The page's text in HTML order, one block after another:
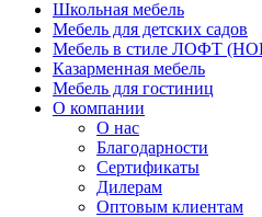
Школьная мебель
Мебель для детских садов
Мебель в стиле ЛОФТ
Казарменная мебель
Мебель для гостиниц
О компании
О нас
Благодарности
Сертификаты
Дилерам
Оптовым клиентам